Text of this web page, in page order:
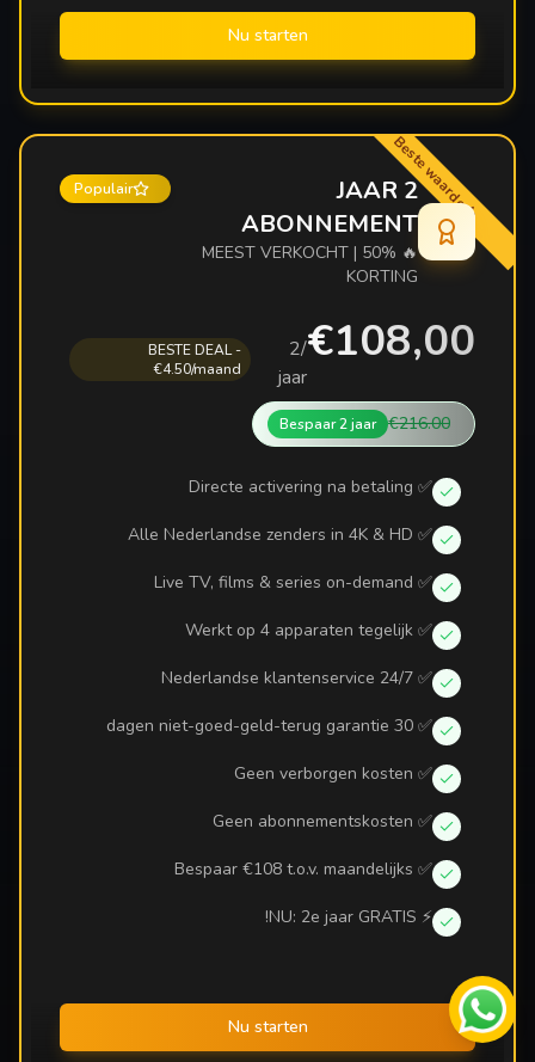
Nu starten
Beste waarde
2 JAAR
ABONNEMENT
🔥 MEEST VERKOCHT | 50%
KORTING
Populair
€108,00
/
2
jaar
BESTE DEAL -
€4.50/maand
€216.00
Bespaar2 jaar
✅ Directe activering na betaling
✅ Alle Nederlandse zenders in 4K & HD
✅ Live TV, films & series on-demand
✅ Werkt op 4 apparaten tegelijk
✅ 24/7 Nederlandse klantenservice
✅ 30 dagen niet-goed-geld-terug garantie
✅ Geen verborgen kosten
✅ Geen abonnementskosten
✅ Bespaar €108 t.o.v. maandelijks
⚡ NU: 2e jaar GRATIS!
Nu starten